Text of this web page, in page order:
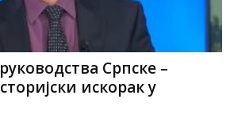
Српске –
искорак у